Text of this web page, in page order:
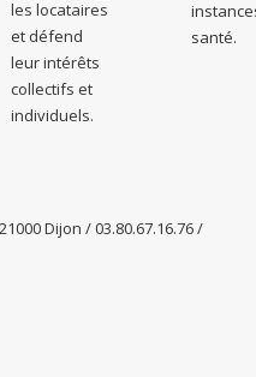
les locataires
et défend
leur intérêts
collectifs et
individuels.
santé.
Dijon / 03.80.67.16.76 /